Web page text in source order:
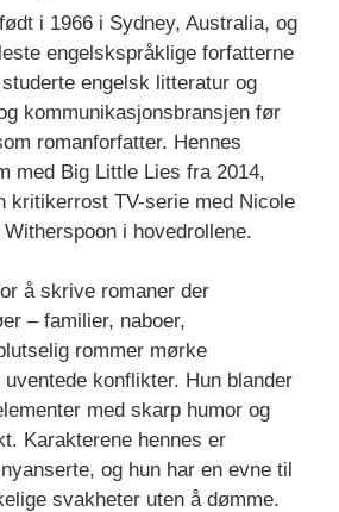
i 1966 i Sydney, Australia, og
engelskspråklige forfatterne
engelsk litteratur og
kommunikasjonsbransjen før
romanforfatter. Hennes
med Big Little Lies fra 2014,
kritikerrost TV-serie med Nicole
i hovedrollene.
å skrive romaner der
– familier, naboer,
rommer mørke
konflikter. Hun blander
med skarp humor og
Karakterene hennes er
og hun har en evne til
svakheter uten å dømme.